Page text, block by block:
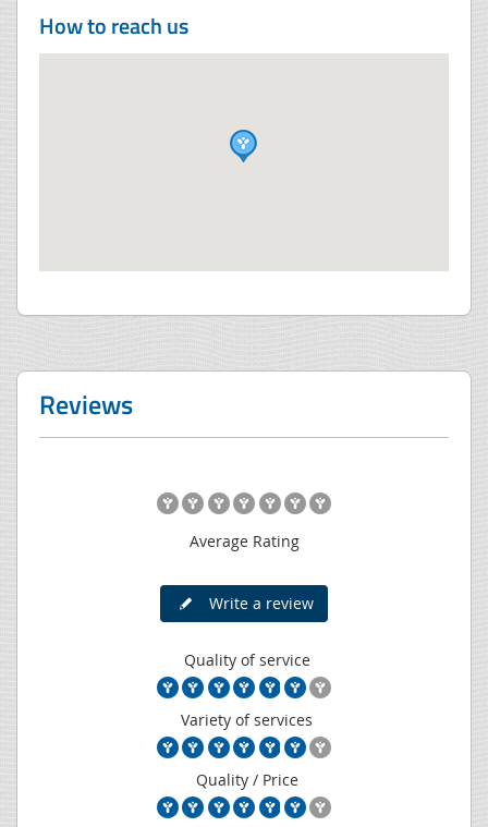
How to reach us
Reviews
Average Rating
Write a review
Quality of service
Variety of services
Quality / Price